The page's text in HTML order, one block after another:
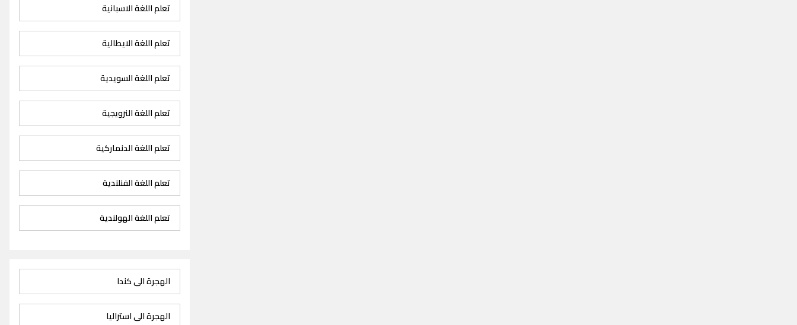
تعلم اللغة الاسبانية
تعلم اللغة الايطالية
تعلم اللغة السويدية
تعلم اللغة النرويجية
تعلم اللغة الدنماركية
تعلم اللغة الفنلندية
تعلم اللغة الهولندية
الهجرة الى كندا
الهجرة الى استراليا